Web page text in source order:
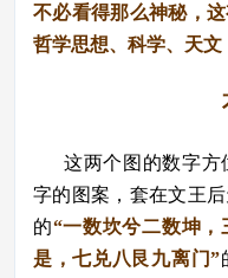
不必看得那么神秘，
哲学思想、科学、天文
这两个图的数字方
字的图案，套在文王
的“一数坎兮二数坤
是，七兑八艮九离门”